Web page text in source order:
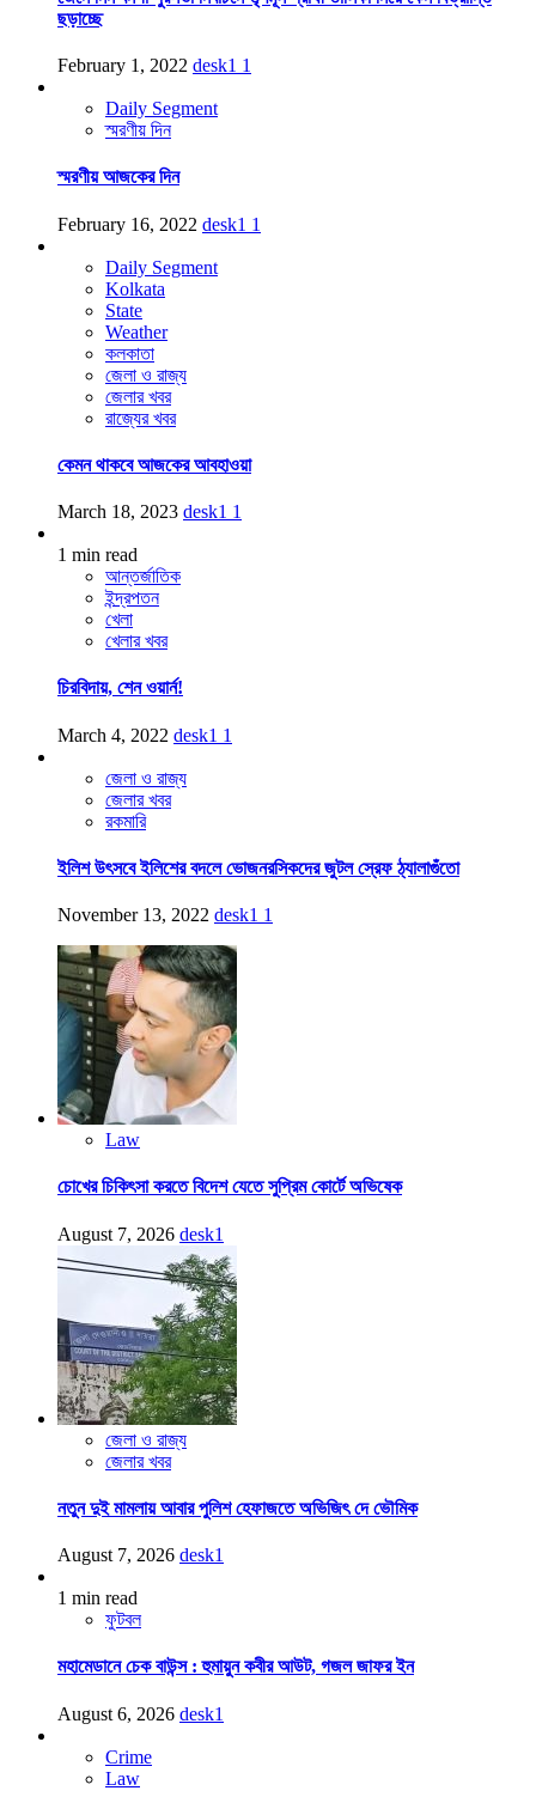
ছড়াচ্ছে
February 1, 2022 desk1 1
Daily Segment
স্মরণীয় দিন
স্মরণীয় আজকের দিন
February 16, 2022 desk1 1
Daily Segment
Kolkata
State
Weather
কলকাতা
জেলা ও রাজ্য
জেলার খবর
রাজ্যের খবর
কেমন থাকবে আজকের আবহাওয়া
March 18, 2023 desk1 1
1 min read
আন্তর্জাতিক
ইন্দ্রপতন
খেলা
খেলার খবর
চিরবিদায়, শেন ওয়ার্ন!
March 4, 2022 desk1 1
জেলা ও রাজ্য
জেলার খবর
রকমারি
ইলিশ উৎসবে ইলিশের বদলে ভোজনরসিকদের জুটল স্রেফ ঠ্যালাগুঁতো
November 13, 2022 desk1 1
Law
চোখের চিকিৎসা করতে বিদেশ যেতে সুপ্রিম কোর্টে অভিষেক
August 7, 2026 desk1
জেলা ও রাজ্য
জেলার খবর
নতুন দুই মামলায় আবার পুলিশ হেফাজতে অভিজিৎ দে ভৌমিক
August 7, 2026 desk1
1 min read
ফুটবল
মহামেডানে চেক বাউন্স : হুমায়ুন কবীর আউট, গজল জাফর ইন
August 6, 2026 desk1
Crime
Law